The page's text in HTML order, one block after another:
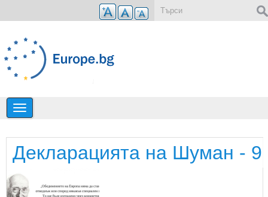
Премини към основното съдържание
Декларацията на Шуман - 9